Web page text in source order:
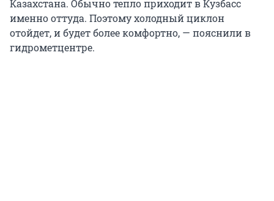
Казахстана. Обычно тепло приходит в Кузбасс
именно оттуда. Поэтому холодный циклон
отойдет, и будет более комфортно, — пояснили в
гидрометцентре.